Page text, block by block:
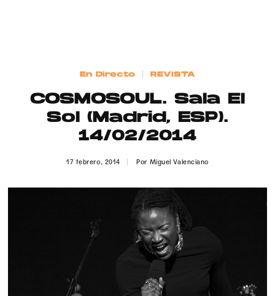
Contacto
© 2015-2022 UMOMAG. PROPIEDAD DE UMO agency. TODOS LOS
DERECHOS RESERVADOS.
En Directo REVISTA
COSMOSOUL. Sala El
Sol (Madrid, ESP).
14/02/2014
17 febrero, 2014 Por Miguel Valenciano